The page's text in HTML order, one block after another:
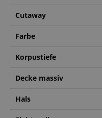
Cutaway
Farbe
Korpustiefe
Decke massiv
Hals